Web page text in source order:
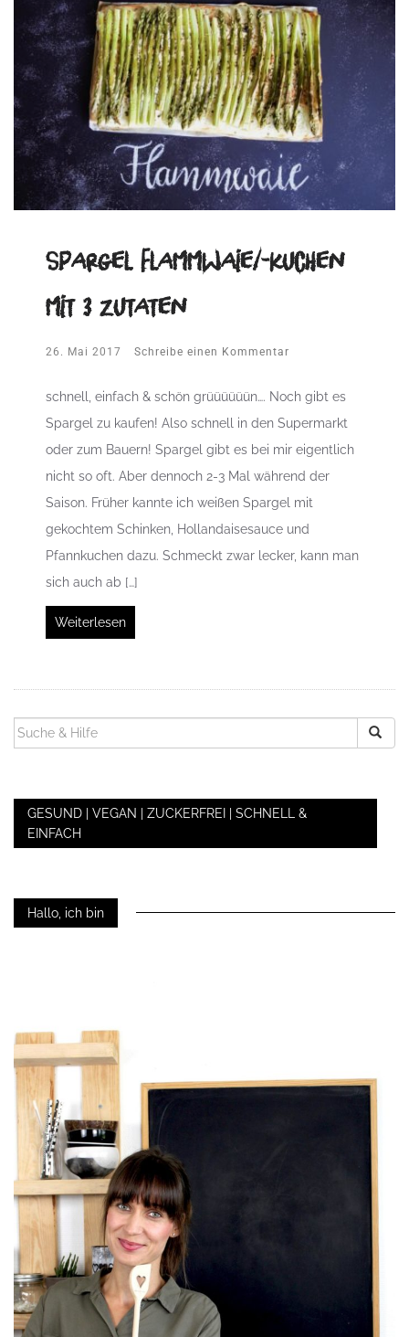
Spargel Flammwaie/-kuchen
mit 3 Zutaten
26. Mai 2017 Schreibe einen Kommentar
schnell, einfach & schön grüüüüüün…. Noch gibt es
Spargel zu kaufen! Also schnell in den Supermarkt
oder zum Bauern! Spargel gibt es bei mir eigentlich
nicht so oft. Aber dennoch 2-3 Mal während der
Saison. Früher kannte ich weißen Spargel mit
gekochtem Schinken, Hollandaisesauce und
Pfannkuchen dazu. Schmeckt zwar lecker, kann man
sich auch ab […]
Weiterlesen
SUCHEN
NACH:
GESUND | VEGAN | ZUCKERFREI | SCHNELL &
EINFACH
Hallo, ich bin